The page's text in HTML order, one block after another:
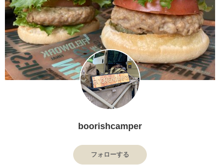
boorishcamper
フォローする